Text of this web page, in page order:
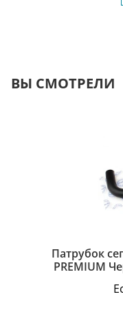
ВЫ СМОТРЕЛИ
Патрубок
PREMIUM